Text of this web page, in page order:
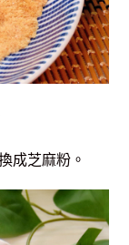
成芝麻粉。